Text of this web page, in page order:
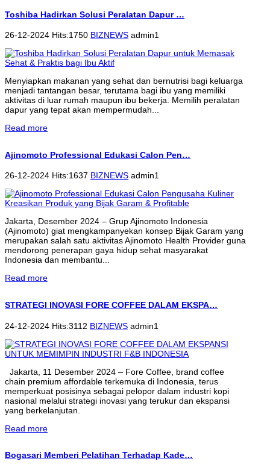
Toshiba Hadirkan Solusi Peralatan Dapur …
26-12-2024 Hits:1750 BIZNEWS admin1
Menyiapkan makanan yang sehat dan bernutrisi bagi keluarga
menjadi tantangan besar, terutama bagi ibu yang memiliki
aktivitas di luar rumah maupun ibu bekerja. Memilih peralatan
dapur yang tepat akan mempermudah...
Read more
Ajinomoto Professional Edukasi Calon Pen…
26-12-2024 Hits:1637 BIZNEWS admin1
Jakarta, Desember 2024 – Grup Ajinomoto Indonesia
(Ajinomoto) giat mengkampanyekan konsep Bijak Garam yang
merupakan salah satu aktivitas Ajinomoto Health Provider guna
mendorong penerapan gaya hidup sehat masyarakat
Indonesia dan membantu...
Read more
STRATEGI INOVASI FORE COFFEE DALAM EKSPA…
24-12-2024 Hits:3112 BIZNEWS admin1
Jakarta, 11 Desember 2024 – Fore Coffee, brand coffee
chain premium affordable terkemuka di Indonesia, terus
memperkuat posisinya sebagai pelopor dalam industri kopi
nasional melalui strategi inovasi yang terukur dan ekspansi
yang berkelanjutan.
Read more
Bogasari Memberi Pelatihan Terhadap Kade…